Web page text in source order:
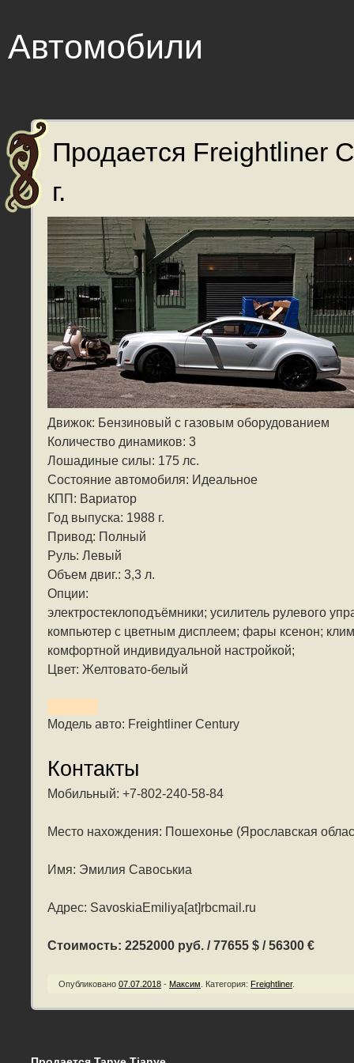
Автомобили
Продается Freightliner
г.
Движок: Бензиновый с газовым оборудованием
Количество динамиков: 3
Лошадиные силы: 175 лс.
Состояние автомобиля: Идеальное
КПП: Вариатор
Год выпуска: 1988 г.
Привод: Полный
Руль: Левый
Объем двиг.: 3,3 л.
Опции:
электростеклоподъёмники; усилитель рулевого
компьютер с цветным дисплеем; фары ксенон;
комфортной индивидуальной настройкой;
Цвет: Желтовато-белый
Модель авто: Freightliner Century
Контакты
Мобильный: +7-802-240-58-84
Место нахождения: Пошехонье (Ярославская
Имя: Эмилия Савоськиа
Адрес: SavoskiaEmiliya[at]rbcmail.ru
Стоимость: 2252000 руб. / 77655 $ / 56300 €
Опубликовано 07.07.2018 - Максим Категория: Freightliner.